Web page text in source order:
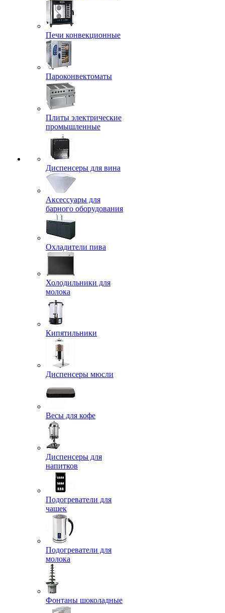
Печи конвекционные
Пароконвектоматы
Плиты электрические
промышленные
Диспенсеры для вина
Аксессуары для
барного оборудования
Охладители пива
Холодильники для
молока
Кипятильники
Диспенсеры мюсли
Весы для кофе
Диспенсеры для
напитков
Подогреватели для
чашек
Подогреватели для
молока
Фонтаны шоколадные